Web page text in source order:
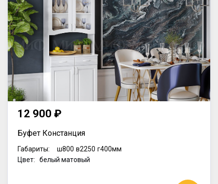
12 900 ₽
Буфет Констанция
Габариты: ш800 в2250 г400мм
Цвет: белый матовый